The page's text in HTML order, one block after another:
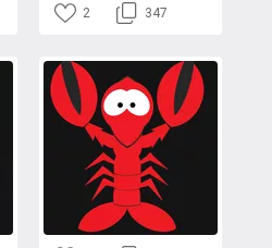
2 347